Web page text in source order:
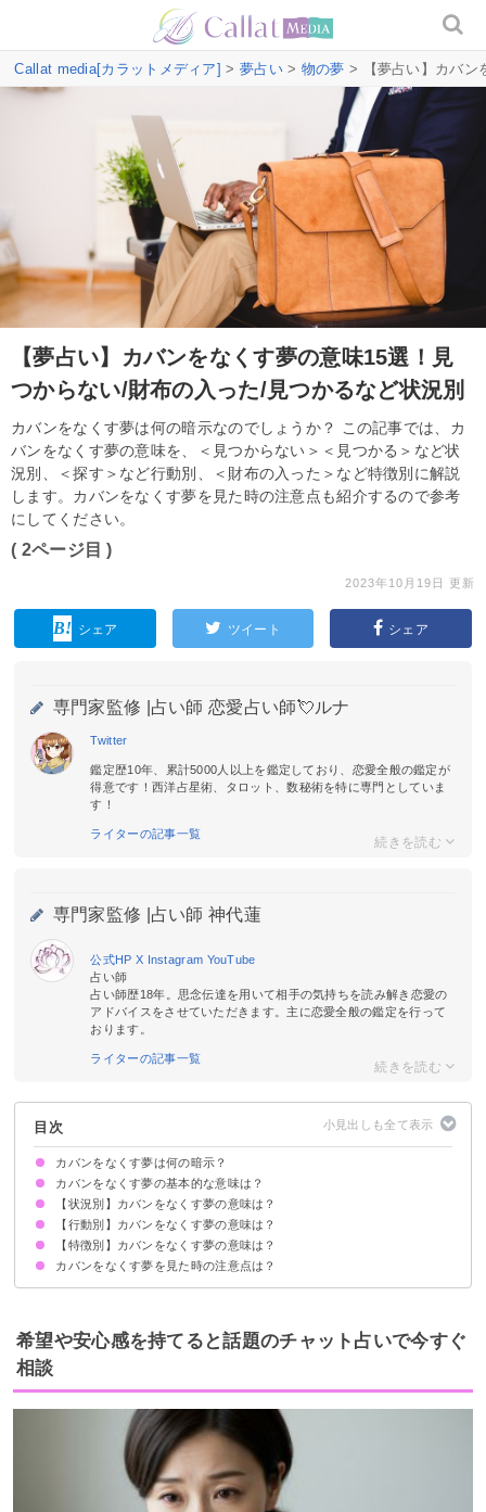
Callat media[カラットメディア] > 夢占い> 物の夢 > 【夢占い】カバン
【夢占い】カバンをなくす夢の意味15選！見
つからない/財布の入った/見つかるなど状況別
カバンをなくす夢は何の暗示なのでしょうか？ この記事では、カ
バンをなくす夢の意味を、＜見つからない＞＜見つかる＞など状
況別、＜探す＞など行動別、＜財布の入った＞など特徴別に解説
します。カバンをなくす夢を見た時の注意点も紹介するので参考
にしてください。
( 2ページ目 )
2023年10月19日 更新
シェア ツイート シェア
専門家監修 | 占い師 恋愛占い師💘ルナ
Twitter
鑑定歴10年、累計5000人以上を鑑定しており、恋愛全般の鑑定が
得意です！西洋占星術、タロット、数秘術を特に専門としていま
す！
ライターの記事一覧
専門家監修 | 占い師 神代蓮
公式HP X Instagram YouTube
占い師
占い師歴18年。思念伝達を用いて相手の気持ちを読み解き恋愛の
アドバイスをさせていただきます。主に恋愛全般の鑑定を行って
おります。
ライターの記事一覧
目次
カバンをなくす夢は何の暗示？
カバンをなくす夢の基本的な意味は？
大切なものを失うことへの不安を暗示
状況によって意味が決まる
【状況別】カバンをなくす夢の意味は？
カバンをなくして見つからない夢【警告夢】
カバンをなくして見つかる夢【吉夢】
旅行でカバンをなくす夢【警告夢】
自分以外の人がカバンをなくす夢【警告夢】
置き忘れてカバンをなくす夢【警告夢】
盗まれてカバンをなくす夢【警告夢】
【行動別】カバンをなくす夢の意味は？
カバンをなくして探す夢【警告夢】
カバンをなくして警察に行く夢【警告夢】
カバンをなくして泣いている夢【警告夢】
カバンをなくして誰かと一緒に探す夢【吉夢】
カバンをなくして新しいカバンを買う夢【吉夢】
【特徴別】カバンをなくす夢の意味は？
財布の入ったカバンをなくす夢【警告夢】
プレゼントでもらったカバンをなくす夢【警告夢】
大きいカバンをなくす夢【警告夢】
小さいカバンをなくす夢【警告夢】
カバンをなくす夢を見た時の注意点は？
十分な休息を取る
吉夢なら話さず警告夢や凶夢は人に話す
希望や安心感を持てると話題のチャット占いで今すぐ
相談